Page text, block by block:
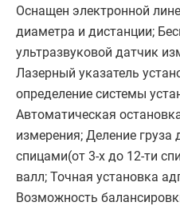
Оснащен электронной
диаметра и дистанции;
ультразвуковой датчик
Лазерный указатель
определение системы
Автоматическая
измерения; Деление груза
спицами(от 3-х до 12-ти
валл; Точная установка
Возможность